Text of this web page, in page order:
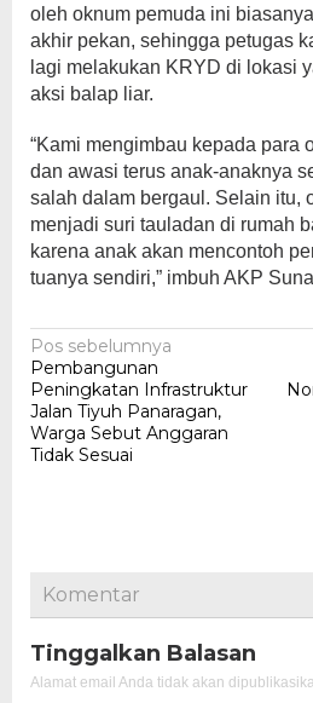
oleh oknum pemuda ini
akhir pekan, sehingga petugas
lagi melakukan KRYD di lokasi
aksi balap liar.
“Kami mengimbau kepada para
dan awasi terus anak-anaknya
salah dalam bergaul. Selain itu,
menjadi suri tauladan di rumah
karena anak akan mencontoh
tuanya sendiri,” imbuh AKP
Navigasi
pos
Pos sebelumnya
Pembangunan
Peningkatan Infrastruktur
Jalan Tiyuh Panaragan,
Warga Sebut Anggaran
Tidak Sesuai
Komentar
Tinggalkan Balasan
Alamat email Anda tidak akan